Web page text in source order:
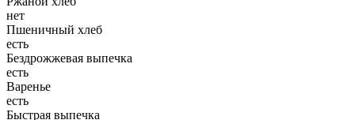
нет
Пшеничный хлеб
есть
Бездрожжевая выпечка
есть
Варенье
есть
Быстрая выпечка